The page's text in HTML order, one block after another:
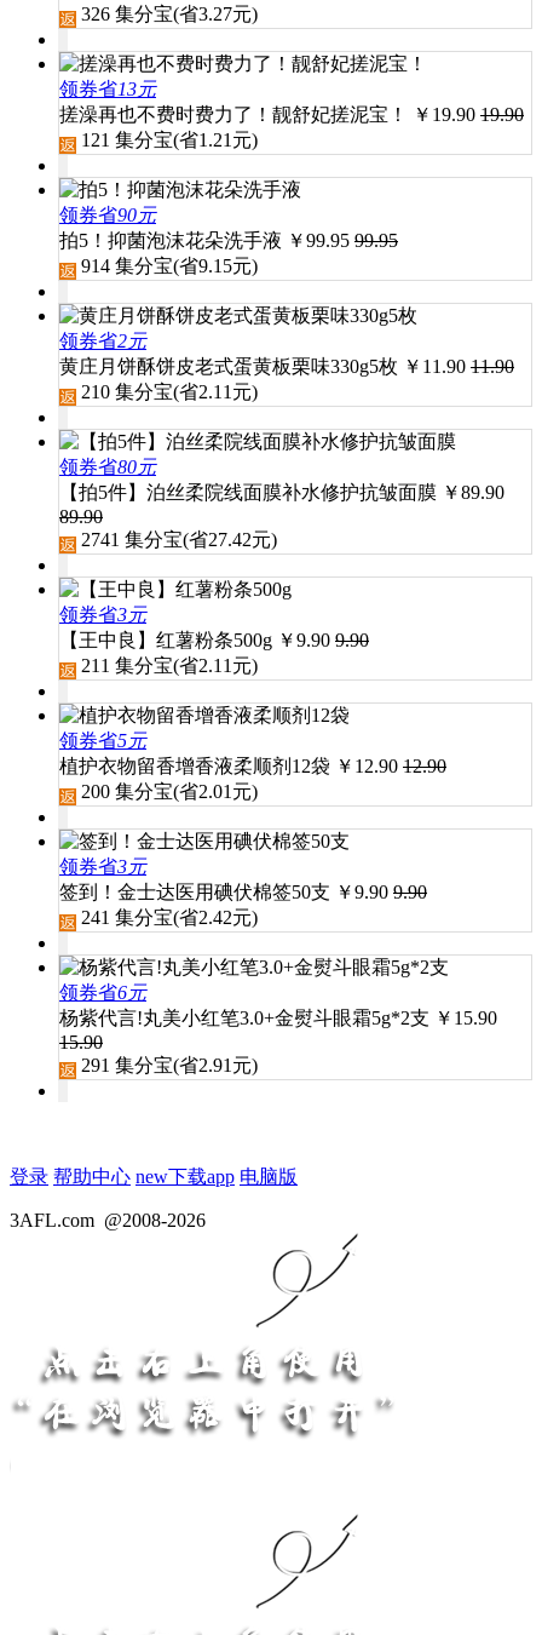
326 集分宝(省3.27元)
领券省13元
搓澡再也不费时费力了！靓舒妃搓泥宝！
￥ 19.90 19.90
121 集分宝(省1.21 元)
领券省90元
拍5！抑菌泡沫花朵洗手液 ￥99.95 99.95
914 集分宝(省9.15元)
领券省2元
黄庄月饼酥饼皮老式蛋黄板栗味330g5枚 ￥ 11.90 11.90
210 集分宝(省2.11 元)
领券省80元
【拍5件】泊丝柔院线面膜补水修护抗皱面膜 ￥89.90
89.90
2741 集分宝(省27.42元)
领券省3元
【王中良】红薯粉条500g ￥9.90 9.90
211 集分宝(省2.11 元)
领券省5元
植护衣物留香增香液柔顺剂12袋 ￥ 12.90 12.90
200 集分宝(省2.01 元)
领券省3元
签到！金士达医用碘伏棉签50支 ￥9.90 9.90
241 集分宝(省2.42元)
领券省6元
杨紫代言!丸美小红笔3.0+金熨斗眼霜5g*2支 ￥ 15.90
15.90
291 集分宝(省2.91 元)
登录 帮助中心 new下载app 电脑版
3AFL.com @2008-2026